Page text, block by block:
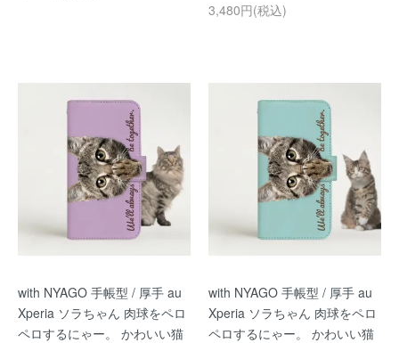
3,480円(税込)
with NYAGO 手帳型 / 厚手 au
Xperia ソラちゃん 肉球をペロ
ペロするにゃー。 かわいい猫
with NYAGO 手帳型 / 厚手 au
Xperia ソラちゃん 肉球をペロ
ペロするにゃー。 かわいい猫